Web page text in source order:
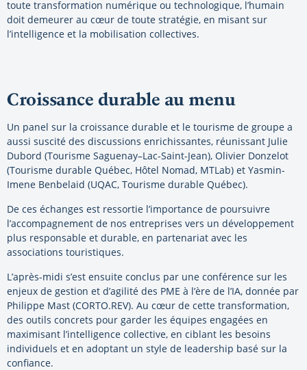
toute transformation numérique ou technologique, l’humain
doit demeurer au cœur de toute stratégie, en misant sur
l’intelligence et la mobilisation collectives.
Croissance durable au menu
Un panel sur la croissance durable et le tourisme de groupe a
aussi suscité des discussions enrichissantes, réunissant Julie
Dubord (Tourisme Saguenay–Lac-Saint-Jean), Olivier Donzelot
(Tourisme durable Québec, Hôtel Nomad, MTLab) et Yasmin-
Imene Benbelaid (UQAC, Tourisme durable Québec).
De ces échanges est ressortie l’importance de poursuivre
l’accompagnement de nos entreprises vers un développement
plus responsable et durable, en partenariat avec les
associations touristiques.
L’après-midi s’est ensuite conclus par une conférence sur les
enjeux de gestion et d’agilité des PME à l’ère de l’IA, donnée par
Philippe Mast (CORTO.REV). Au cœur de cette transformation,
des outils concrets pour garder les équipes engagées en
maximisant l’intelligence collective, en ciblant les besoins
individuels et en adoptant un style de leadership basé sur la
confiance.